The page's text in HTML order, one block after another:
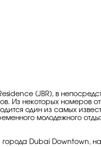
(JBR), в
Из некоторых номеров
один из самых
молодежного
Dubai Downtown,